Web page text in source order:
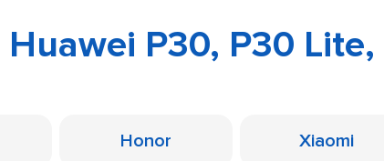
Huawei P30, P30
Honor Xiaomi